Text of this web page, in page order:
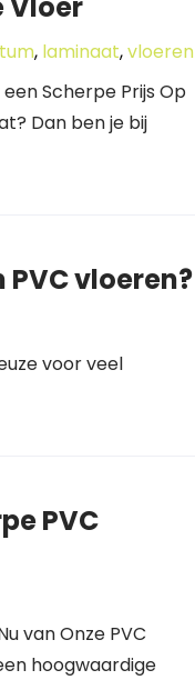
, laminaat,vloeren
Scherpe Prijs Op
Dan ben je bij
vloeren?
voor veel
PVC
van Onze PVC
hoogwaardige